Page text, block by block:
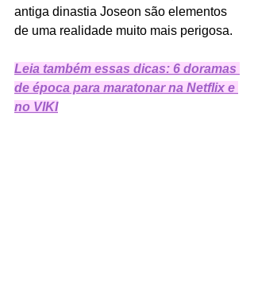
antiga dinastia Joseon são elementos
de uma realidade muito mais perigosa.
Leia também essas dicas: 6 doramas
de época para maratonar na Netflix e
no VIKI